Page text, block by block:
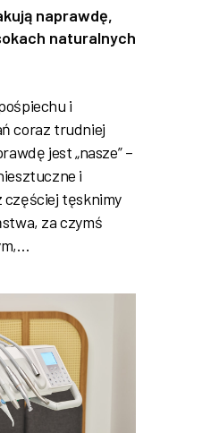
naprawdę,
naturalnych
i
coraz trudniej
jest „nasze” –
i
częściej tęsknimy
za czymś